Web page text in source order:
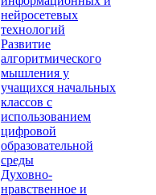
нейросетевых
технологий
Развитие
алгоритмического
мышления у
учащихся начальных
классов с
использованием
цифровой
образовательной
среды
Духовно-
нравственное и